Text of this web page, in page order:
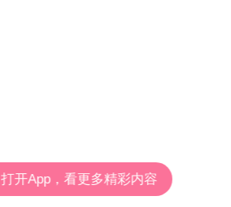
打开App，看更多精彩内容